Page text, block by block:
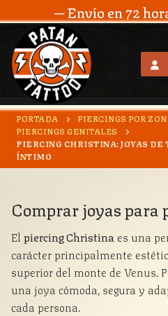
Ir
contenido
─ Envío en 72
PORTADA
PIERCINGS POR
PIERCINGS GENITALES
PIERCING CHRISTINA: JOYAS
ÍNTIMO
Comprar joyas
El piercing Christina es una
carácter principalmente
superior del monte de Venus.
una joya cómoda, segura y
cada persona.